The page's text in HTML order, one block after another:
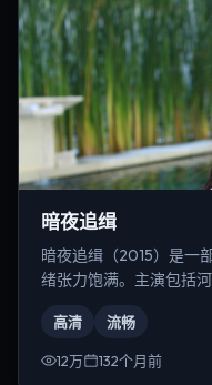
暗夜追缉
暗夜追缉（2015）是一
绪张力饱满。主演包括河
高清 流畅
12万 132个月前